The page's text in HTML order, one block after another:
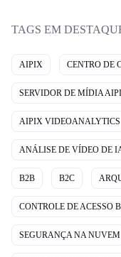
TAGS EM
AIPIX CENTRO DE
SERVIDOR DE MÍDIA
AIPIX VIDEOANALYTICS
ANÁLISE DE VÍDEO DE
B2B B2C
CONTROLE DE ACESSO
SEGURANÇA NA NUVEM